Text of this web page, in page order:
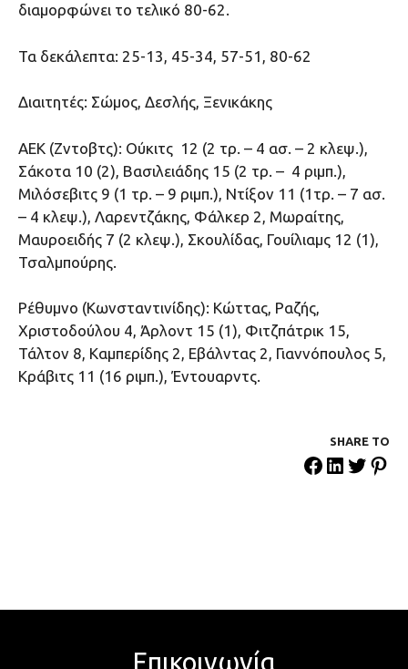
διαμορφώνει το τελικό 80-62.
Τα δεκάλεπτα: 25-13, 45-34, 57-51, 80-62
Διαιτητές: Σώμος, Δεσλής, Ξενικάκης
ΑΕΚ (Ζντοβτς): Ούκιτς 12 (2 τρ. – 4 ασ. – 2 κλεψ.),
Σάκοτα 10 (2), Βασιλειάδης 15 (2 τρ. – 4 ριμπ.),
Μιλόσεβιτς 9 (1 τρ. – 9 ριμπ.), Ντίξον 11 (1τρ. – 7 ασ.
– 4 κλεψ.), Λαρεντζάκης, Φάλκερ 2, Μωραίτης,
Μαυροειδής 7 (2 κλεψ.), Σκουλίδας, Γουίλιαμς 12 (1),
Τσαλμπούρης.
Ρέθυμνο (Κωνσταντινίδης): Κώττας, Ραζής,
Χριστοδούλου 4, Άρλοντ 15 (1), Φιτζπάτρικ 15,
Τάλτον 8, Καμπερίδης 2, Εβάλντας 2, Γιαννόπουλος 5,
Κράβιτς 11 (16 ριμπ.), Έντουαρντς.
SHARE ΤΟ
Επικοινωνία